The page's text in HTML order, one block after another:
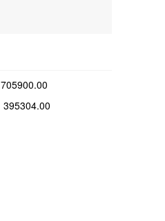
705900.00
395304.00